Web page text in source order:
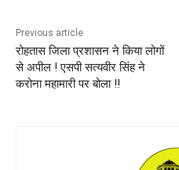
Previous article
रोहतास जिला प्रशासन ने किया लोगों
से अपील ! एसपी सत्यवीर सिंह ने
करोना महामारी पर बोला !!